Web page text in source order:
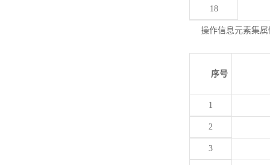
18
操作信息元素集
序号
1
2
3